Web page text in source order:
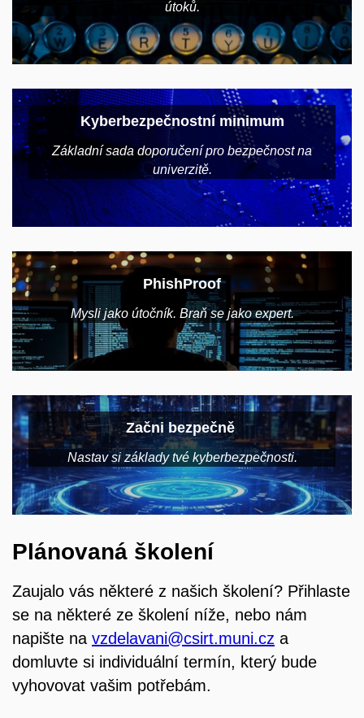
útoků.
Kyberbezpečnostní minimum
Základní sada doporučení pro bezpečnost na
univerzitě.
PhishProof
Mysli jako útočník. Braň se jako expert.
Začni bezpečně
Nastav si základy tvé kyberbezpečnosti.
Plánovaná školení
Zaujalo vás některé z našich školení? Přihlaste
se na některé ze školení níže, nebo nám
napište na vzdelavani@csirt.muni.cz a
domluvte si individuální termín, který bude
vyhovovat vašim potřebám.